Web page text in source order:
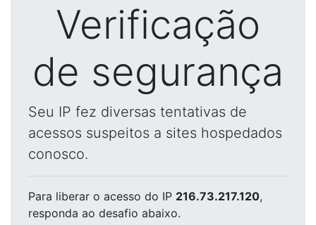
Verificação
de segurança
Seu IP fez diversas tentativas de
acessos suspeitos a sites hospedados
conosco.
Para liberar o acesso do IP 216.73.217.120,
responda ao desafio abaixo.